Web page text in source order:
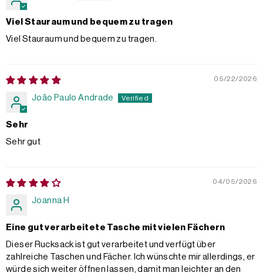
Viel Stauraum und bequem zu tragen
Viel Stauraum und bequem zu tragen.
05/22/2026
João Paulo Andrade
Sehr
Sehr gut
04/05/2026
Joanna H
Eine gut verarbeitete Tasche mit vielen Fächern
Dieser Rucksack ist gut verarbeitet und verfügt über
zahlreiche Taschen und Fächer. Ich wünschte mir allerdings, er
würde sich weiter öffnen lassen, damit man leichter an den